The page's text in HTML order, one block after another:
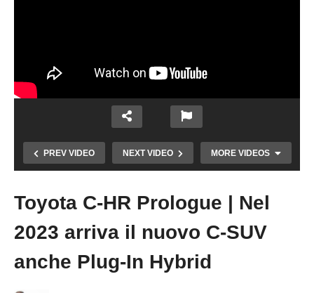
PREV VIDEO NEXT VIDEO MORE VIDEOS
Copy Embed Code
Toyota C-HR Prologue | Nel
2023 arriva il nuovo C-SUV
anche Plug-In Hybrid